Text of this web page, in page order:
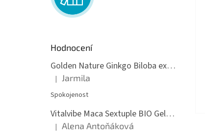
Hodnocení
Golden Nature Ginkgo Biloba extrakt 50:1 60mg, 100 kapslí
Hodnocení produktu je 5 z 5 hvězdiček.
| Jarmila
Spokojenost
Vitalvibe Maca Sextuple BIO Gelatinized 3-Complex, 60 kapslí
Hodnocení produktu je 5 z 5 hvězdiček.
| Alena Antoňáková